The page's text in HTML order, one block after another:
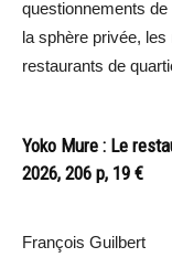
questionnements
la sphère privée,
restaurants de
Yoko Mure : Le
2026, 206 p, 19 €
François Guilbert